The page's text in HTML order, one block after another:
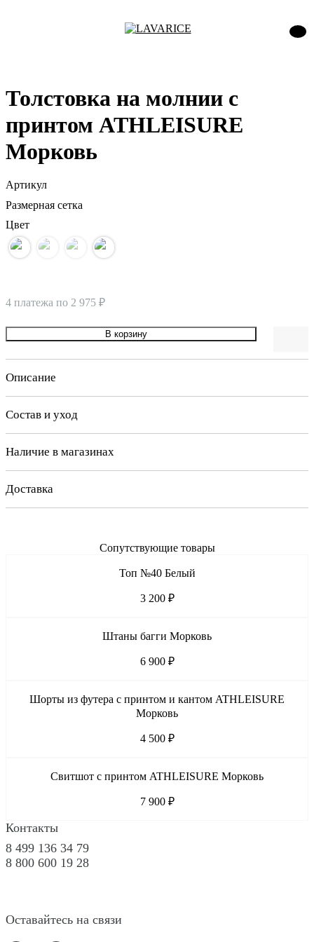
Толстовка на молнии с
принтом ATHLEISURE
Морковь
Размерная сетка
Артикул
Цвет
4 платежа по 2 975 ₽
В корзину
Описание
Состав и уход
Наличие в магазинах
Доставка
Сопутствующие товары
Топ №40 Белый
3 200 ₽
Штаны багги Морковь
6 900 ₽
Шорты из футера с принтом и кантом ATHLEISURE
Морковь
4 500 ₽
Свитшот с принтом ATHLEISURE Морковь
7 900 ₽
Контакты
8 499 136 34 79
8 800 600 19 28
Оставайтесь на связи